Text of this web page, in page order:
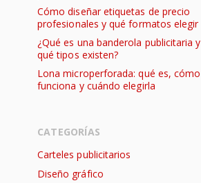
Cómo diseñar etiquetas de precio
profesionales y qué formatos elegir
¿Qué es una banderola publicitaria y
qué tipos existen?
Lona microperforada: qué es, cómo
funciona y cuándo elegirla
CATEGORÍAS
Carteles publicitarios
Diseño gráfico